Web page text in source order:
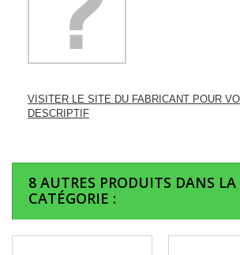
VISITER LE SITE DU FABRICANT POUR
DESCRIPTIF
8 AUTRES PRODUITS DANS
CATÉGORIE :